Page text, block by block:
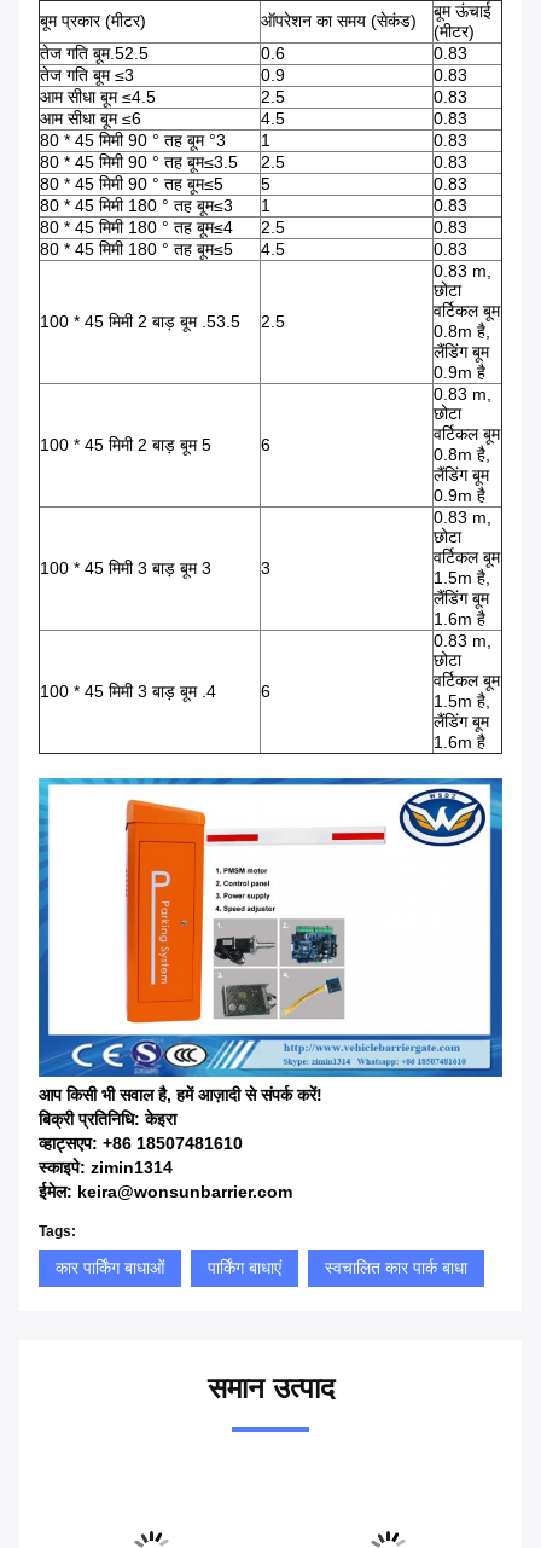
बूम प्रकार (मीटर)
ऑपरेशन का समय (सेकंड)
बूम ऊंचाई
(मीटर)
तेज गति बूम.52.5
0.6
0.83
तेज गति बूम ≤3
0.9
0.83
आम सीधा बूम ≤4.5
2.5
0.83
आम सीधा बूम ≤6
4.5
0.83
80 * 45 मिमी 90 ° तह बूम °3
1
0.83
80 * 45 मिमी 90 ° तह बूम≤3.5
2.5
0.83
80 * 45 मिमी 90 ° तह बूम≤5
5
0.83
80 * 45 मिमी 180 ° तह बूम≤3
1
0.83
80 * 45 मिमी 180 ° तह बूम≤4
2.5
0.83
80 * 45 मिमी 180 ° तह बूम≤5
4.5 0.83
100 * 45 मिमी 2 बाड़ बूम .53.5 2.5
0.83 m,
छोटा
वर्टिकल बूम
0.8m है,
लैंडिंग बूम
0.9m है
100 * 45 मिमी 2 बाड़ बूम 5 6
0.83 m,
छोटा
वर्टिकल बूम
0.8m है,
लैंडिंग बूम
0.9m है
100 * 45 मिमी 3 बाड़ बूम 3 3
0.83 m,
छोटा
वर्टिकल बूम
1.5m है,
लैंडिंग बूम
1.6m है
100 * 45 मिमी 3 बाड़ बूम .4 6
0.83 m,
छोटा
वर्टिकल बूम
1.5m है,
लैंडिंग बूम
1.6m है
आप किसी भी सवाल है, हमें आज़ादी से संपर्क करें!
बिक्री प्रतिनिधि: केइरा
व्हाट्सएप: +86 18507481610
स्काइपे: zimin1314
ईमेल: keira@wonsunbarrier.com
Tags:
कार पार्किंग बाधाओं पार्किंग बाधाएं स्वचालित कार पार्क बाधा
समान उत्पाद